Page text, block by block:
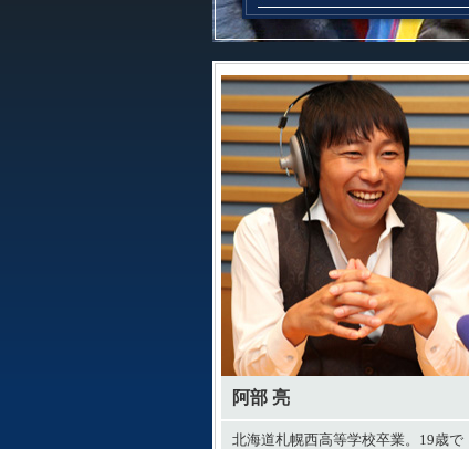
阿部 亮
北海道札幌西高等学校卒業。19歳で